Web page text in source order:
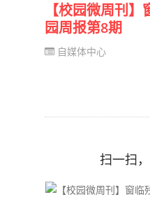
【校园微周刊
园周报第8期
自媒体中心
扫一扫